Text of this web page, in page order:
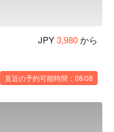
JPY3,980から
直近の予約可能時間：08/08